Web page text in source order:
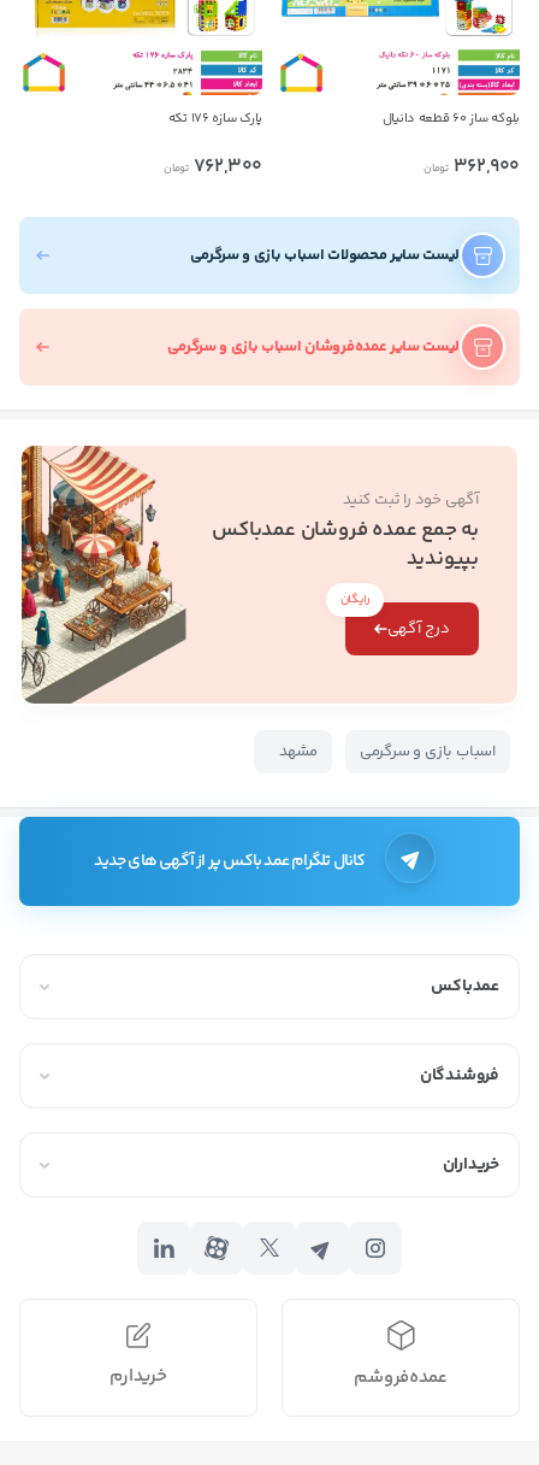
بلوکه ساز ۶۰ قطعه دانیال
362,900 تومان
پارک سازه ۱۷۶ تکه
762,300 تومان
لیست سایر محصولات اسباب بازی و سرگرمی
لیست سایر عمده‌فروشان اسباب بازی و سرگرمی
آگهی خود را ثبت کنید
به جمع عمده فروشان عمدباکس
بپیوندید
درج آگهی
رایگان
اسباب بازی و سرگرمی مشهد
کانال تلگرام عمد باکس پر از آگهی های جدید
عمدباکس
فروشندگان
خریداران
عمده‌فروشم خریدارم